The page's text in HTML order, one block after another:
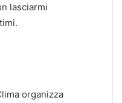
lasciarmi
organizza